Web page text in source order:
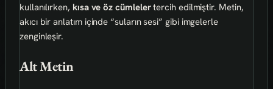
kullanılırken, kısa ve öz cümlelertercih edilmiştir. Metin,
akıcı bir anlatım içinde “suların sesi” gibi imgelerle
zenginleşir.
Alt Metin